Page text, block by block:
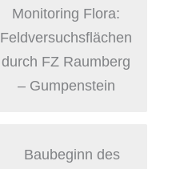
Monitoring Flora:
Feldversuchsflächen
durch FZ Raumberg
– Gumpenstein
Baubeginn des